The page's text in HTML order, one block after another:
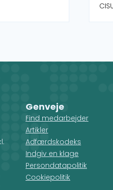
Genveje
Find medarbejder
Artikler
Adfærdskodeks
Indgiv en klage
Persondatapolitik
Cookiepolitik